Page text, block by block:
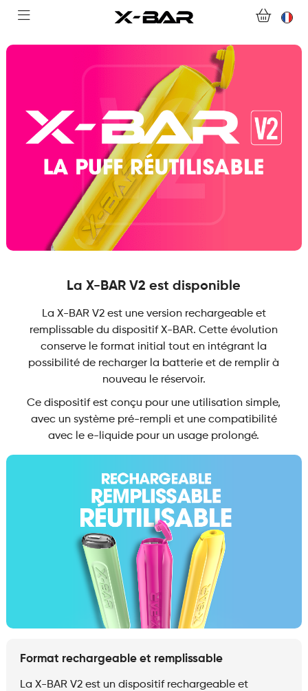
ABONNEMENTS
COLLECTIONS
NOUS CONTACTER
FOIRE AUX QUESTIONS
DEVENIR REVENDEUR
La X-BAR V2 est disponible
La X-BAR V2 est une version rechargeable et
remplissable du dispositif X-BAR. Cette évolution
conserve le format initial tout en intégrant la
possibilité de recharger la batterie et de remplir à
nouveau le réservoir.
Ce dispositif est conçu pour une utilisation simple,
avec un système pré-rempli et une compatibilité
avec le e-liquide pour un usage prolongé.
Format rechargeable et remplissable
La X-BAR V2 est un dispositif rechargeable et